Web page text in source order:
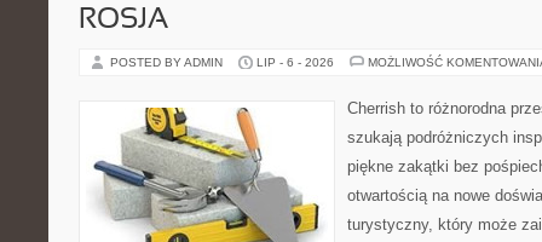
ROSJA
POSTED BY ADMIN LIP - 6 - 2026 MOŻLIWOŚĆ
Cherrish to różnorodna
szukają podróżniczych
piękne zakątki bez
otwartością na nowe
turystyczny, który może